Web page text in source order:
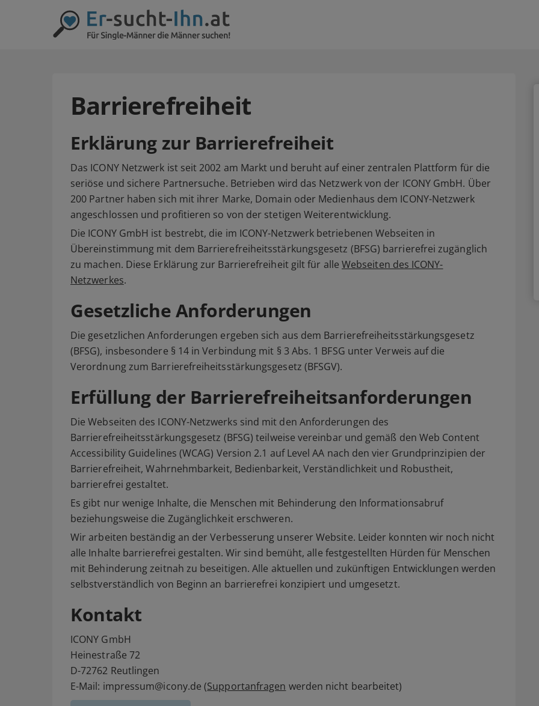
Barrierefreiheit
Erklärung zur Barrierefreiheit
Das ICONY Netzwerk ist seit 2002 am Markt und beruht auf einer zentralen Plattform für die
seriöse und sichere Partnersuche. Betrieben wird das Netzwerk von der ICONY GmbH. Über
200 Partner haben sich mit ihrer Marke, Domain oder Medienhaus dem ICONY-Netzwerk
angeschlossen und profitieren so von der stetigen Weiterentwicklung.
Die ICONY GmbH ist bestrebt, die im ICONY-Netzwerk betriebenen Webseiten in
Übereinstimmung mit dem Barrierefreiheitsstärkungsgesetz (BFSG) barrierefrei zugänglich
zu machen. Diese Erklärung zur Barrierefreiheit gilt für alle Webseiten des ICONY-
Netzwerkes.
Gesetzliche Anforderungen
Die gesetzlichen Anforderungen ergeben sich aus dem Barrierefreiheitsstärkungsgesetz
(BFSG), insbesondere § 14 in Verbindung mit § 3 Abs. 1 BFSG unter Verweis auf die
Verordnung zum Barrierefreiheitsstärkungsgesetz (BFSGV).
Erfüllung der Barrierefreiheitsanforderungen
Die Webseiten des ICONY-Netzwerks sind mit den Anforderungen des
Barrierefreiheitsstärkungsgesetz (BFSG) teilweise vereinbar und gemäß den Web Content
Accessibility Guidelines (WCAG) Version 2.1 auf Level AA nach den vier Grundprinzipien der
Barrierefreiheit, Wahrnehmbarkeit, Bedienbarkeit, Verständlichkeit und Robustheit,
barrierefrei gestaltet.
Es gibt nur wenige Inhalte, die Menschen mit Behinderung den Informationsabruf
beziehungsweise die Zugänglichkeit erschweren.
Wir arbeiten beständig an der Verbesserung unserer Website. Leider konnten wir noch nicht
alle Inhalte barrierefrei gestalten. Wir sind bemüht, alle festgestellten Hürden für Menschen
mit Behinderung zeitnah zu beseitigen. Alle aktuellen und zukünftigen Entwicklungen werden
selbstverständlich von Beginn an barrierefrei konzipiert und umgesetzt.
Kontakt
ICONY GmbH
Heinestraße 72
D-72762 Reutlingen
E-Mail: impressum@icony.de (Supportanfragen werden nicht bearbeitet)